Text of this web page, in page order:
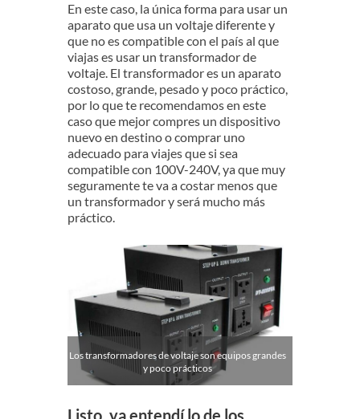
En este caso, la única forma para usar un
aparato que usa un voltaje diferente y
que no es compatible con el país al que
viajas es usar un transformador de
voltaje. El transformador es un aparato
costoso, grande, pesado y poco práctico,
por lo que te recomendamos en este
caso que mejor compres un dispositivo
nuevo en destino o comprar uno
adecuado para viajes que si sea
compatible con 100V-240V, ya que muy
seguramente te va a costar menos que
un transformador y será mucho más
práctico.
Los transformadores de voltaje son equipos grandes
y poco prácticos
Listo, ya entendí lo de los